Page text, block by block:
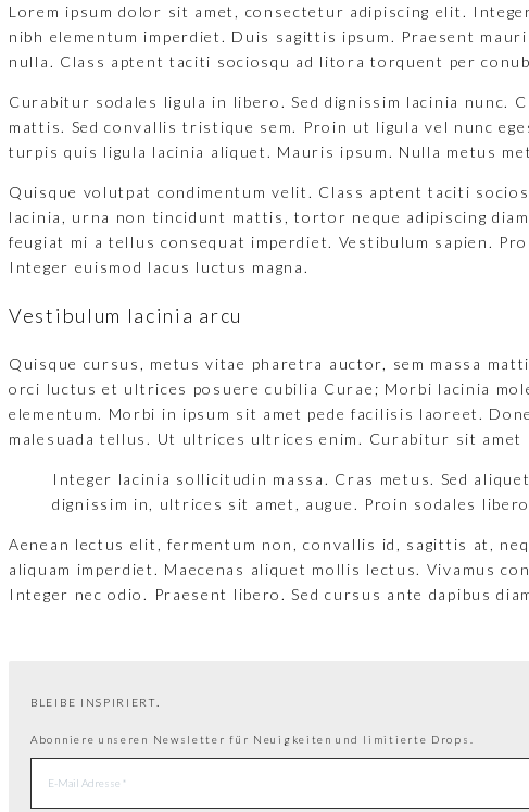
Lorem ipsum dolor sit amet, consectetur adipiscing elit.
nibh elementum imperdiet. Duis sagittis ipsum. Praesent
nulla. Class aptent taciti sociosqu ad litora torquent per
Curabitur sodales ligula in libero. Sed dignissim lacinia nunc.
mattis. Sed convallis tristique sem. Proin ut ligula vel nunc
turpis quis ligula lacinia aliquet. Mauris ipsum. Nulla metus
Quisque volutpat condimentum velit. Class aptent taciti
lacinia, urna non tincidunt mattis, tortor neque adipiscing
feugiat mi a tellus consequat imperdiet. Vestibulum sapien.
Integer euismod lacus luctus magna.
Vestibulum lacinia arcu
Quisque cursus, metus vitae pharetra auctor, sem massa
orci luctus et ultrices posuere cubilia Curae; Morbi lacinia
elementum. Morbi in ipsum sit amet pede facilisis laoreet.
malesuada tellus. Ut ultrices ultrices enim. Curabitur sit
Integer lacinia sollicitudin massa. Cras metus. Sed
dignissim in, ultrices sit amet, augue. Proin sodales
Aenean lectus elit, fermentum non, convallis id, sagittis at,
aliquam imperdiet. Maecenas aliquet mollis lectus. Vivamus
Integer nec odio. Praesent libero. Sed cursus ante dapibus
BLEIBE INSPIRIERT.
Abonniere unseren Newsletter für Neuigkeiten und limitierte Drops.